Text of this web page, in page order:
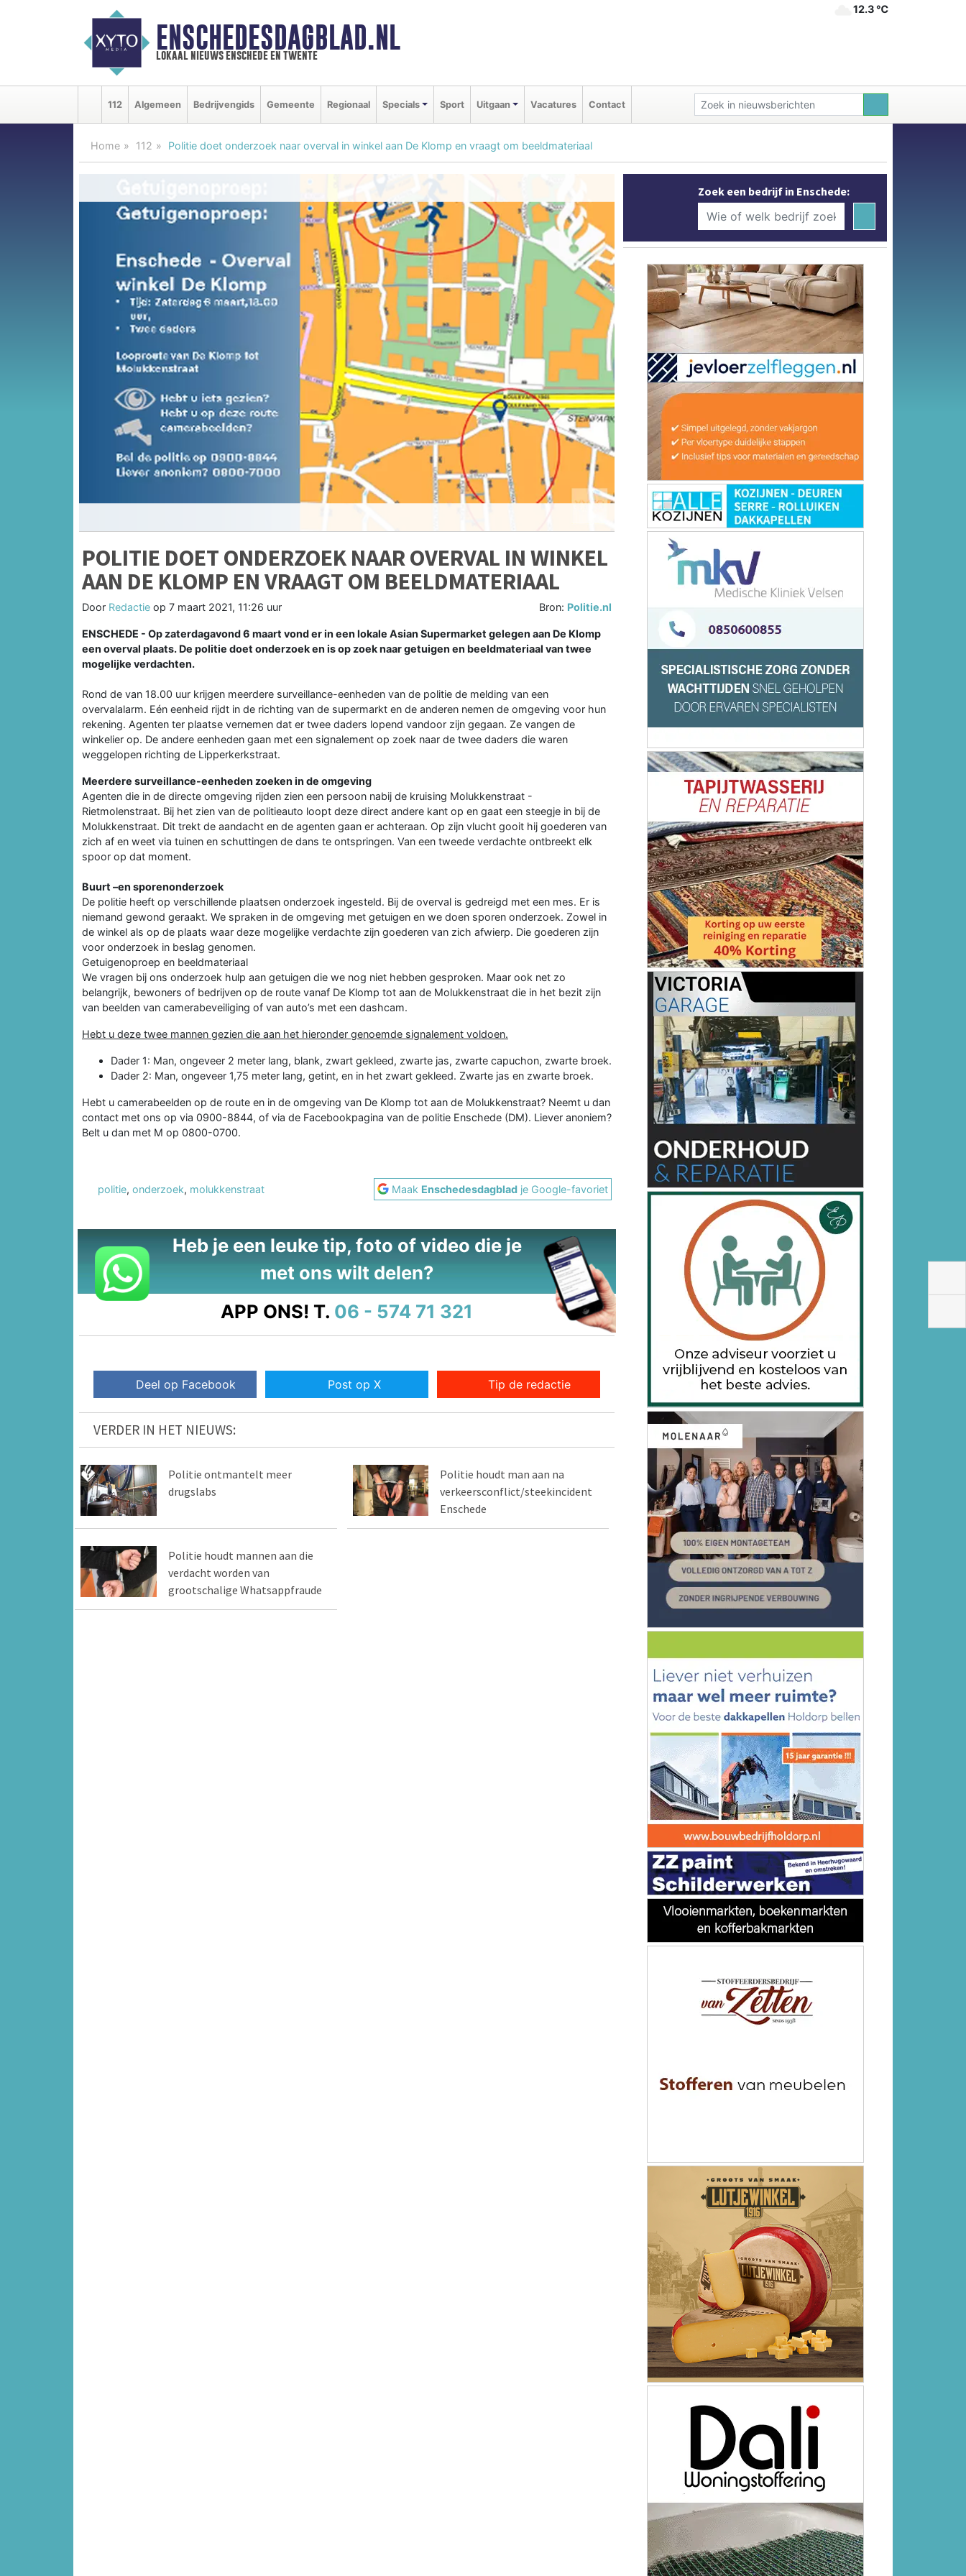
ENSCHEDESDAGBLAD.NL
lokaal nieuws enschede en twente
12.3 ℃
112 Algemeen Bedrijvengids Gemeente Regionaal Specials Sport Uitgaan Vacatures Contact
Home 112 Politie doet onderzoek naar overval in winkel aan De Klomp en vraagt om beeldmateriaal
POLITIE DOET ONDERZOEK NAAR OVERVAL IN WINKEL
AAN DE KLOMP EN VRAAGT OM BEELDMATERIAAL
Door Redactie op 7 maart 2021, 11:26 uur Bron: Politie.nl
ENSCHEDE - Op zaterdagavond 6 maart vond er in een lokale Asian Supermarket gelegen aan De Klomp
een overval plaats. De politie doet onderzoek en is op zoek naar getuigen en beeldmateriaal van twee
mogelijke verdachten.
Rond de van 18.00 uur krijgen meerdere surveillance-eenheden van de politie de melding van een
overvalalarm. Eén eenheid rijdt in de richting van de supermarkt en de anderen nemen de omgeving voor hun
rekening. Agenten ter plaatse vernemen dat er twee daders lopend vandoor zijn gegaan. Ze vangen de
winkelier op. De andere eenheden gaan met een signalement op zoek naar de twee daders die waren
weggelopen richting de Lipperkerkstraat.
Meerdere surveillance-eenheden zoeken in de omgeving
Agenten die in de directe omgeving rijden zien een persoon nabij de kruising Molukkenstraat -
Rietmolenstraat. Bij het zien van de politieauto loopt deze direct andere kant op en gaat een steegje in bij de
Molukkenstraat. Dit trekt de aandacht en de agenten gaan er achteraan. Op zijn vlucht gooit hij goederen van
zich af en weet via tuinen en schuttingen de dans te ontspringen. Van een tweede verdachte ontbreekt elk
spoor op dat moment.
Buurt –en sporenonderzoek
De politie heeft op verschillende plaatsen onderzoek ingesteld. Bij de overval is gedreigd met een mes. Er is
niemand gewond geraakt. We spraken in de omgeving met getuigen en we doen sporen onderzoek. Zowel in
de winkel als op de plaats waar deze mogelijke verdachte zijn goederen van zich afwierp. Die goederen zijn
voor onderzoek in beslag genomen.
Getuigenoproep en beeldmateriaal
We vragen bij ons onderzoek hulp aan getuigen die we nog niet hebben gesproken. Maar ook net zo
belangrijk, bewoners of bedrijven op de route vanaf De Klomp tot aan de Molukkenstraat die in het bezit zijn
van beelden van camerabeveiliging of van auto’s met een dashcam.
Hebt u deze twee mannen gezien die aan het hieronder genoemde signalement voldoen.
Dader 1: Man, ongeveer 2 meter lang, blank, zwart gekleed, zwarte jas, zwarte capuchon, zwarte broek.
Dader 2: Man, ongeveer 1,75 meter lang, getint, en in het zwart gekleed. Zwarte jas en zwarte broek.
Hebt u camerabeelden op de route en in de omgeving van De Klomp tot aan de Molukkenstraat? Neemt u dan
contact met ons op via 0900-8844, of via de Facebookpagina van de politie Enschede (DM). Liever anoniem?
Belt u dan met M op 0800-0700.
politie, onderzoek, molukkenstraat Maak Enschedesdagblad je Google-favoriet
Heb je een leuke tip, foto of video die je
met ons wilt delen?
APP ONS! T. 06 - 574 71 321
Deel op Facebook Post op X Tip de redactie
VERDER IN HET NIEUWS:
Politie ontmantelt meer
drugslabs
Politie houdt man aan na
verkeersconflict/steekincident
Enschede
Politie houdt mannen aan die
verdacht worden van
grootschalige Whatsappfraude
Zoek een bedrijf in Enschede: